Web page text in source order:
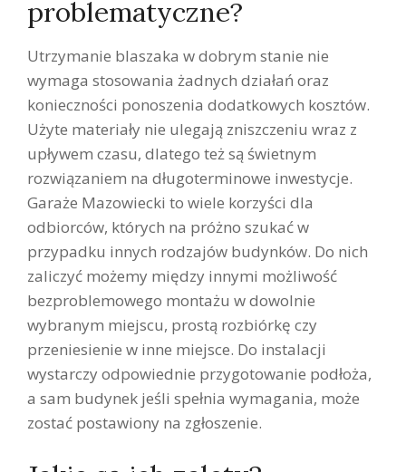
problematyczne?
Utrzymanie blaszaka w dobrym stanie nie
wymaga stosowania żadnych działań oraz
konieczności ponoszenia dodatkowych kosztów.
Użyte materiały nie ulegają zniszczeniu wraz z
upływem czasu, dlatego też są świetnym
rozwiązaniem na długoterminowe inwestycje.
Garaże Mazowiecki to wiele korzyści dla
odbiorców, których na próżno szukać w
przypadku innych rodzajów budynków. Do nich
zaliczyć możemy między innymi możliwość
bezproblemowego montażu w dowolnie
wybranym miejscu, prostą rozbiórkę czy
przeniesienie w inne miejsce. Do instalacji
wystarczy odpowiednie przygotowanie podłoża,
a sam budynek jeśli spełnia wymagania, może
zostać postawiony na zgłoszenie.